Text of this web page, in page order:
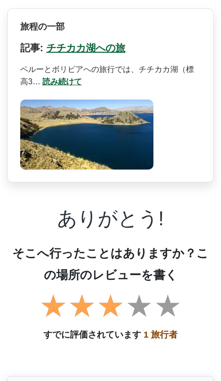
旅程の一部
記事: チチカカ湖への旅
ペルーとボリビアへの旅行で­は、チチカカ湖（標
高3… 読み続けて
ありがとう!
そこへ行ったことはありますか？こ
の場所のレビューを書く
すでに評価されています 1 旅行者